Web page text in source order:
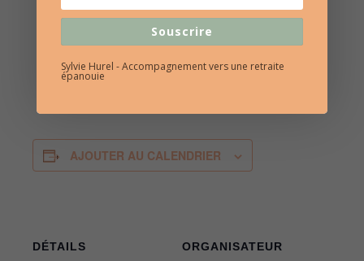
AJOUTER AU CALENDRIER
DÉTAILS ORGANISATEUR
Souscrire
Sylvie Hurel - Accompagnement vers une retraite
épanouie